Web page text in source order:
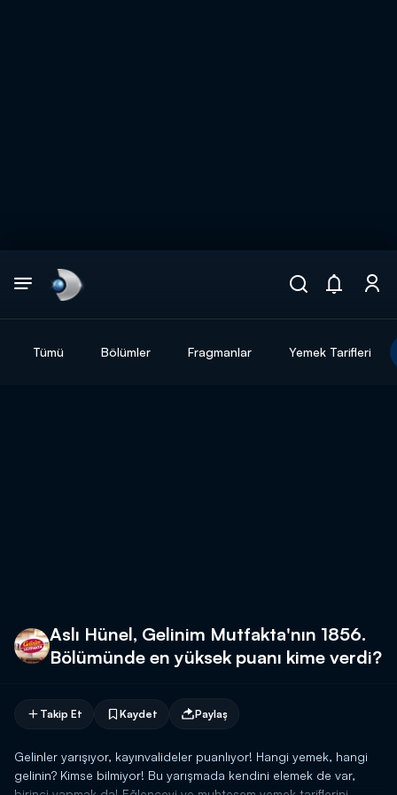
Tümü Bölümler Fragmanlar Yemek Tarifleri
Aslı Hünel, Gelinim Mutfakta'nın 1856.
Bölümünde en yüksek puanı kime verdi?
Takip Et Kaydet Paylaş
Gelinler yarışıyor, kayınvalideler puanlıyor! Hangi yemek, hangi
gelinin? Kimse bilmiyor! Bu yarışmada kendini elemek de var,